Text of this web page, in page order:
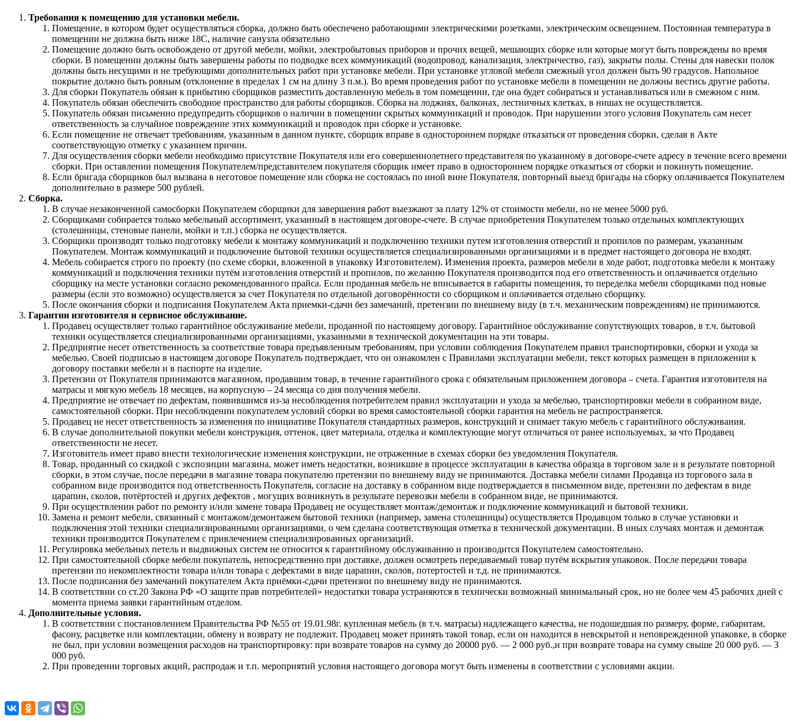
Требования к помещению для установки мебели.
Помещение, в котором будет осуществляться сборка, должно быть обеспечено работающими электрическими розетками, электрическим освещением. Постоянная температура в
помещении не должна быть ниже 18С, наличие санузла обязательно
Помещение должно быть освобождено от другой мебели, мойки, электробытовых приборов и прочих вещей, мешающих сборке или которые могут быть повреждены во время
сборки. В помещении должны быть завершены работы по подводке всех коммуникаций (водопровод, канализация, электричество, газ), закрыты полы. Стены для навески полок
должны быть несущими и не требующими дополнительных работ при установке мебели. При установке угловой мебели смежный угол должен быть 90 градусов. Напольное
покрытие должно быть ровным (отклонение в пределах 1 см на длину 3 п.м.). Во время проведения работ по установке мебели в помещении не должны вестись другие работы.
Для сборки Покупатель обязан к прибытию сборщиков разместить доставленную мебель в том помещении, где она будет собираться и устанавливаться или в смежном с ним.
Покупатель обязан обеспечить свободное пространство для работы сборщиков. Сборка на лоджиях, балконах, лестничных клетках, в нишах не осуществляется.
Покупатель обязан письменно предупредить сборщиков о наличии в помещении скрытых коммуникаций и проводок. При нарушении этого условия Покупатель сам несет
ответственность за случайное повреждение этих коммуникаций и проводок при сборке и установке.
Если помещение не отвечает требованиям, указанным в данном пункте, сборщик вправе в одностороннем порядке отказаться от проведения сборки, сделав в Акте
соответствующую отметку с указанием причин.
Для осуществления сборки мебели необходимо присутствие Покупателя или его совершеннолетнего представителя по указанному в договоре-счете адресу в течение всего времени
сборки. При оставлении помещения Покупателем/представителем покупателя сборщик имеет право в одностороннем порядке отказаться от сборки и покинуть помещение.
Если бригада сборщиков был вызвана в неготовое помещение или сборка не состоялась по иной вине Покупателя, повторный выезд бригады на сборку оплачивается Покупателем
дополнительно в размере 500 рублей.
Сборка.
В случае незаконченной самосборки Покупателем сборщики для завершения работ выезжают за плату 12% от стоимости мебели, но не менее 5000 руб.
Сборщиками собирается только мебельный ассортимент, указанный в настоящем договоре-счете. В случае приобретения Покупателем только отдельных комплектующих
(столешницы, стеновые панели, мойки и т.п.) сборка не осуществляется.
Сборщики производят только подготовку мебели к монтажу коммуникаций и подключению техники путем изготовления отверстий и пропилов по размерам, указанным
Покупателем. Монтаж коммуникаций и подключение бытовой техники осуществляется специализированными организациями и в предмет настоящего договора не входят.
Мебель собирается строго по проекту (по схеме сборки, вложенной в упаковку Изготовителем). Изменения проекта, размеров мебели в ходе работ, подготовка мебели к монтажу
коммуникаций и подключения техники путём изготовления отверстий и пропилов, по желанию Покупателя производится под его ответственность и оплачивается отдельно
сборщику на месте установки согласно рекомендованного прайса. Если проданная мебель не вписывается в габариты помещения, то переделка мебели сборщиками под новые
размеры (если это возможно) осуществляется за счет Покупателя по отдельной договорённости со сборщиком и оплачивается отдельно сборщику.
После окончания сборки и подписания Покупателем Акта приемки-сдачи без замечаний, претензии по внешнему виду (в т.ч. механическим повреждениям) не принимаются.
Гарантии изготовителя и сервисное обслуживание.
Продавец осуществляет только гарантийное обслуживание мебели, проданной по настоящему договору. Гарантийное обслуживание сопутствующих товаров, в т.ч. бытовой
техники осуществляется специализированными организациями, указанными в технической документации на эти товары.
Предприятие несет ответственность за соответствие товара предъявленным требованиям, при условии соблюдения Покупателем правил транспортировки, сборки и ухода за
мебелью. Своей подписью в настоящем договоре Покупатель подтверждает, что он ознакомлен с Правилами эксплуатации мебели, текст которых размещен в приложении к
договору поставки мебели и в паспорте на изделие.
Претензии от Покупателя принимаются магазином, продавшим товар, в течение гарантийного срока с обязательным приложением договора – счета. Гарантия изготовителя на
матрасы и мягкую мебель 18 месяцев, на корпусную – 24 месяца со дня получения мебели.
Предприятие не отвечает по дефектам, появившимся из-за несоблюдения потребителем правил эксплуатации и ухода за мебелью, транспортировки мебели в собранном виде,
самостоятельной сборки. При несоблюдении покупателем условий сборки во время самостоятельной сборки гарантия на мебель не распространяется.
Продавец не несет ответственность за изменения по инициативе Покупателя стандартных размеров, конструкций и снимает такую мебель с гарантийного обслуживания.
В случае дополнительной покупки мебели конструкция, оттенок, цвет материала, отделка и комплектующие могут отличаться от ранее используемых, за что Продавец
ответственности не несет.
Изготовитель имеет право внести технологические изменения конструкции, не отраженные в схемах сборки без уведомления Покупателя.
Товар, проданный со скидкой с экспозиции магазина, может иметь недостатки, возникшие в процессе эксплуатации в качества образца в торговом зале и в результате повторной
сборки, в этом случае, после передачи в магазине товара покупателю претензии по внешнему виду не принимаются. Доставка мебели силами Продавца из торгового зала в
собранном виде производится под ответственность Покупателя, согласие на доставку в собранном виде подтверждается в письменном виде, претензии по дефектам в виде
царапин, сколов, потёртостей и других дефектов , могущих возникнуть в результате перевозки мебели в собранном виде, не принимаются.
При осуществлении работ по ремонту и/или замене товара Продавец не осуществляет монтаж/демонтаж и подключение коммуникаций и бытовой техники.
Замена и ремонт мебели, связанный с монтажом/демонтажем бытовой техники (например, замена столешницы) осуществляется Продавцом только в случае установки и
подключения этой техники специализированными организациями, о чем сделана соответствующая отметка в технической документации. В иных случаях монтаж и демонтаж
техники производится Покупателем с привлечением специализированных организаций.
Регулировка мебельных петель и выдвижных систем не относится к гарантийному обслуживанию и производится Покупателем самостоятельно.
При самостоятельной сборке мебели покупатель, непосредственно при доставке, должен осмотреть передаваемый товар путём вскрытия упаковок. После передачи товара
претензии по некомплектности товара и/или товара с дефектами в виде царапин, сколов, потертостей и т.д. не принимаются.
После подписания без замечаний покупателем Акта приёмки-сдачи претензии по внешнему виду не принимаются.
В соответствии со ст.20 Закона РФ «О защите прав потребителей» недостатки товара устраняются в технически возможный минимальный срок, но не более чем 45 рабочих дней с
момента приема заявки гарантийным отделом.
Дополнительные условия.
В соответствии с постановлением Правительства РФ №55 от 19.01.98г. купленная мебель (в т.ч. матрасы) надлежащего качества, не подошедшая по размеру, форме, габаритам,
фасону, расцветке или комплектации, обмену и возврату не подлежит. Продавец может принять такой товар, если он находится в невскрытой и неповрежденной упаковке, в сборке
не был, при условии возмещения расходов на транспортировку: при возврате товаров на сумму до 20000 руб. — 2 000 руб.,и при возврате товара на сумму свыше 20 000 руб. — 3
000 руб.
При проведении торговых акций, распродаж и т.п. мероприятий условия настоящего договора могут быть изменены в соответствии с условиями акции.